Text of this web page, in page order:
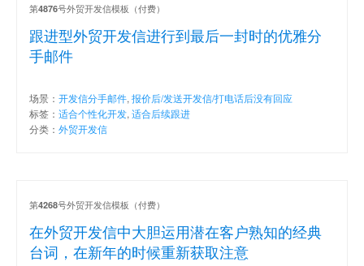
跟进型外贸开发信进行到最后一封时的优雅分
手邮件
第4876号外贸开发信模板（付费）
场景： 开发信分手邮件, 报价后/发送开发信/打电话后没有回应
标签： 适合个性化开发, 适合后续跟进
分类： 外贸开发信
在外贸开发信中大胆运用潜在客户熟知的经典
台词，在新年的时候重新获取注意
第4268号外贸开发信模板（付费）